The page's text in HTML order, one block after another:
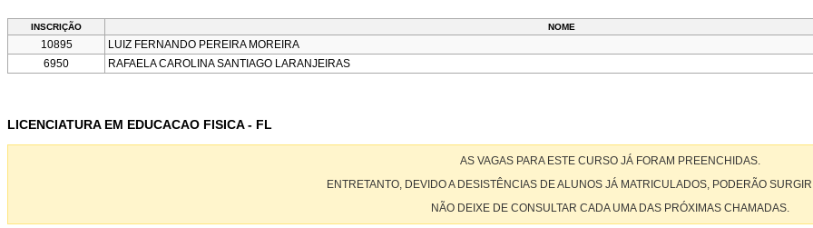
INSCRIÇÃO NOME
10895 LUIZ FERNANDO PEREIRA MOREIRA
6950
RAFAELA CAROLINA SANTIAGO LARANJEIRAS
LICENCIATURA EM EDUCACAO FISICA - FL
AS VAGAS PARA ESTE CURSO JÁ FORAM PREENCHIDAS.
ENTRETANTO, DEVIDO A DESISTÊNCIAS DE ALUNOS JÁ MATRICULADOS, PODERÃO
NÃO DEIXE DE CONSULTAR CADA UMA DAS PRÓXIMAS CHAMADAS.